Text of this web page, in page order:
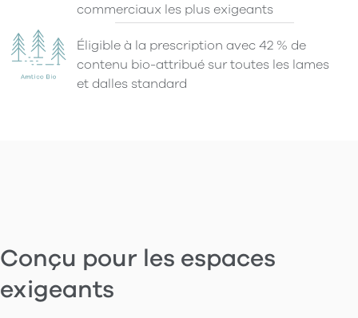
commerciaux les plus exigeants
Éligible à la prescription avec 42 % de
contenu bio-attribué sur toutes les lames
et dalles standard
Conçu pour les espaces
exigeants